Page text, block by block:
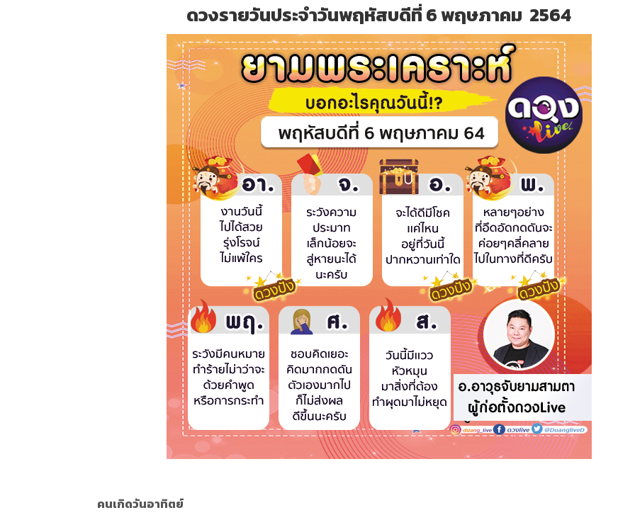
ดวงรายวันประจำวันพฤหัสบดีที่ 6 พฤษภาคม 2564
คนเกิดวันอาทิตย์